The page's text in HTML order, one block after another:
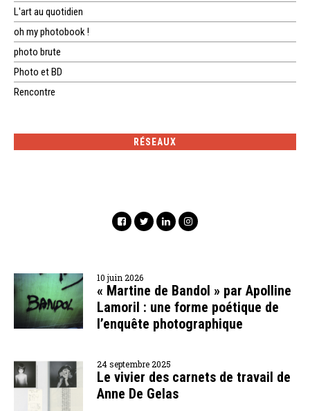
L'art au quotidien
oh my photobook !
photo brute
Photo et BD
Rencontre
RÉSEAUX
10 juin 2026
« Martine de Bandol » par Apolline
Lamoril : une forme poétique de
l’enquête photographique
24 septembre 2025
Le vivier des carnets de travail de
Anne De Gelas